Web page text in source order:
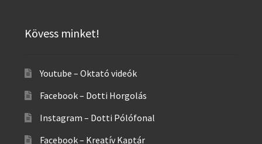
Kövess minket!
Youtube – Oktató videók
Facebook – Dotti Horgolás
Instagram – Dotti Pólófonal
Facebook – Kreatív Kaptár